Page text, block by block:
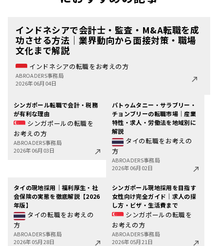
インドネシアで会計士・監査・M&A転職を成
功させる方法｜業界動向から面接対策・職場
文化まで解説
インドネシアの転職をお考えの方
ABROADERS事務局
2026年06月04日
シンガポール転職で会計・税務
が有利な理由
シンガポールの転職を
お考えの方
ABROADERS事務局
2026年06月03日
パトゥムタニー・サラブリー・
チョンブリーの転職市場｜産業
特性・求人・労働法を地域別に
解説
タイの転職をお考えの
方
ABROADERS事務局
2026年06月02日
タイの現地採用｜福利厚生・社
会保険の実態を徹底解説【2026
年版】
タイの転職をお考えの
方
ABROADERS事務局
2026年05月28日
シンガポール現地採用を目指す
女性向け完全ガイド｜求人の探
し方・ビザ・生活費まで
シンガポールの転職を
お考えの方
ABROADERS事務局
2026年05月21日